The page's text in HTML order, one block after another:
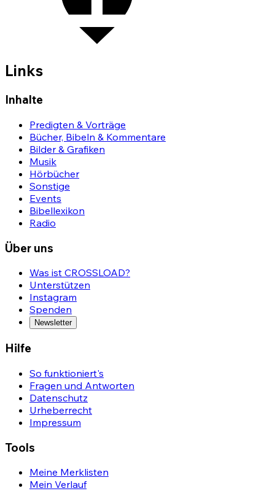
Links
Inhalte
Predigten & Vorträge
Bücher, Bibeln & Kommentare
Bilder & Grafiken
Musik
Hörbücher
Sonstige
Events
Bibellexikon
Radio
Über uns
Was ist CROSSLOAD?
Unterstützen
Instagram
Spenden
Newsletter
Hilfe
So funktioniert's
Fragen und Antworten
Datenschutz
Urheberrecht
Impressum
Tools
Meine Merklisten
Mein Verlauf